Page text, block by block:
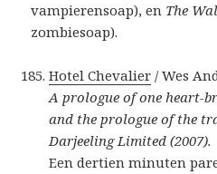
vampierensoap), en The
zombiesoap).
Hotel Chevalier / Wes
A prologue of one heart-
and the prologue of the
Darjeeling Limited (2007).
Een dertien minuten